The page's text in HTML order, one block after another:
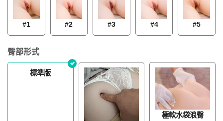
#1 #2 #3 #4 #5
臀部形式
標準版
極軟水袋浪臀